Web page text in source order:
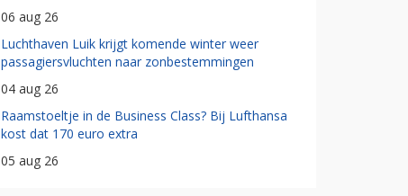
06 aug 26
Luchthaven Luik krijgt komende winter weer
passagiersvluchten naar zonbestemmingen
04 aug 26
Raamstoeltje in de Business Class? Bij Lufthansa
kost dat 170 euro extra
05 aug 26